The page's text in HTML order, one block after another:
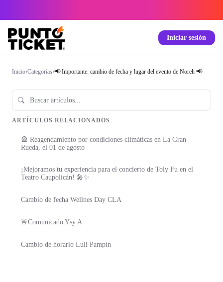
Iniciar sesión
Inicio›Categorías›📢 Importante: cambio de fecha y lugar del evento de Noreh 📢
ARTÍCULOS RELACIONADOS
🎡 Reagendamiento por condiciones climáticas en La Gran
Rueda, el 01 de agosto
¡Mejoramos tu experiencia para el concierto de Toly Fu en el
Teatro Caupolicán! 🎤✨
Cambio de fecha Wellnes Day CLA
🚨Comunicado Ysy A
Cambio de horario Luli Pampín